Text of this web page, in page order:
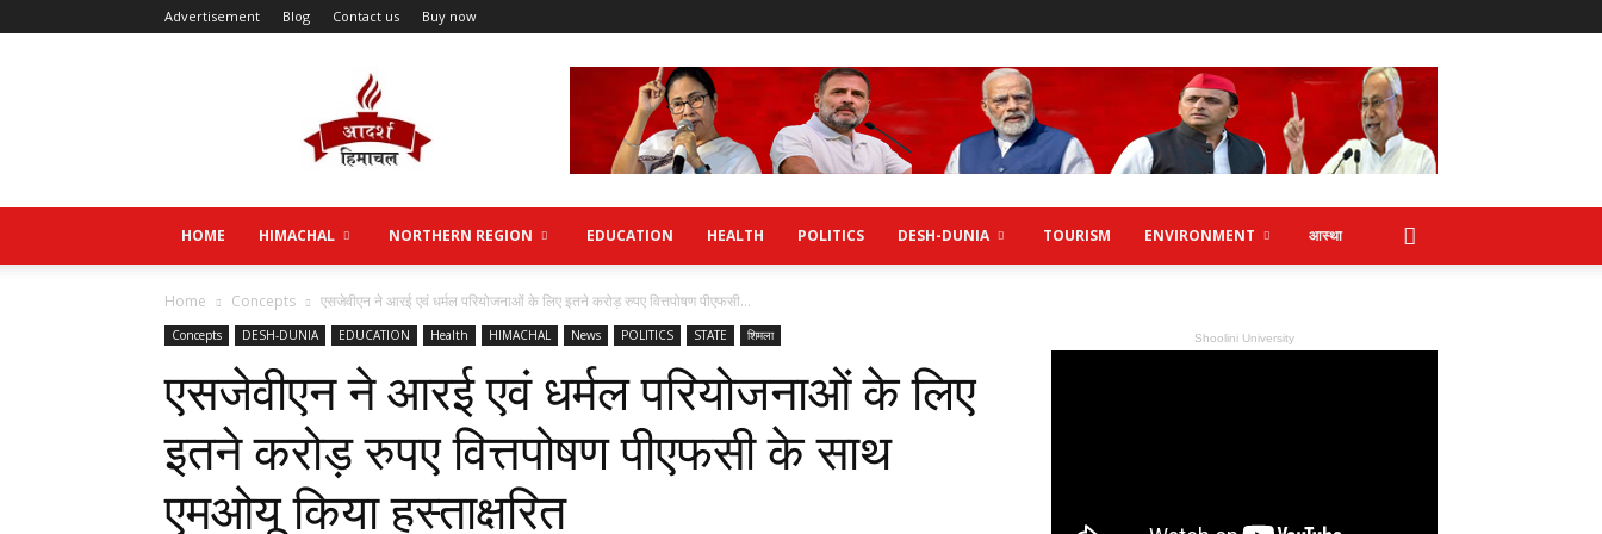
Advertisement Blog Contact us Buy now
HOME HIMACHAL NORTHERN REGION EDUCATION HEALTH POLITICS DESH-DUNIA TOURISM ENVIRONMENT आस्था
Home Concepts एसजेवीएन ने आरई एवं धर्मल परियोजनाओं के लिए इतने करोड़ रुपए वित्तपोषण पीएफसी...
Concepts DESH-DUNIA EDUCATION Health HIMACHAL News POLITICS STATE शिमला
एसजेवीएन ने आरई एवं धर्मल परियोजनाओं के लिए
इतने करोड़ रुपए वित्तपोषण पीएफसी के साथ
एमओयू किया हस्ताक्षरित
Shoolini University